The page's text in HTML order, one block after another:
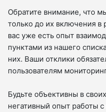
Обратите внимание, что
только до их включения в
вас уже есть опыт
пунктами из нашего
них. Ваши отклики
пользователям
Будьте объективны в
негативный опыт работы